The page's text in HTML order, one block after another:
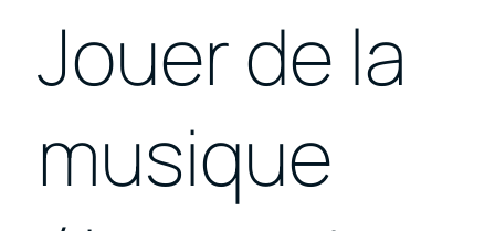
Jouer de la
musique